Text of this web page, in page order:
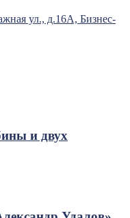
ул., д.16А, Бизнес-
и двух